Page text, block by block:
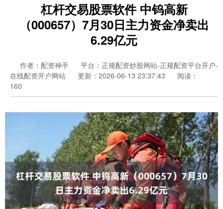
杠杆交易股票软件 中钨高新
（000657）7月30日主力资金净卖出
6.29亿元
作者：配资神手
平台：正规配资炒股网站-正规配资平台开户-
在线配资开户网站
更新：2026-06-13 23:37:43
阅读：
160